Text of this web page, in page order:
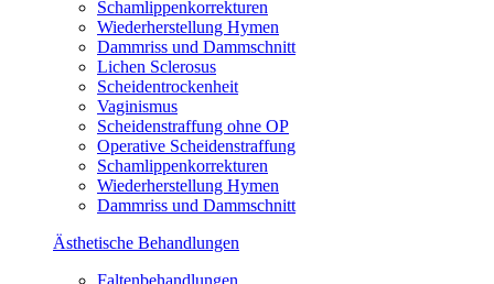
Schamlippenkorrekturen
Wiederherstellung Hymen
Dammriss und Dammschnitt
Lichen Sclerosus
Scheidentrockenheit
Vaginismus
Scheidenstraffung ohne OP
Operative Scheidenstraffung
Schamlippenkorrekturen
Wiederherstellung Hymen
Dammriss und Dammschnitt
Ästhetische Behandlungen
Faltenbehandlungen